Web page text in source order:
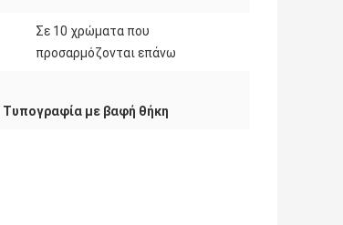
Σε 10 χρώματα που
προσαρμόζονται επάνω
Τυπογραφία με βαφή θήκη